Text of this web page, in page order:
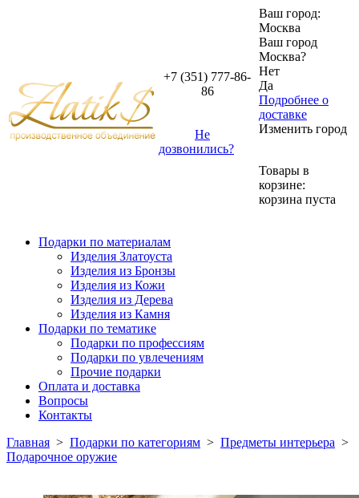
+7 (351) 777-86-
86
Не
дозвонились?
Ваш город:
Москва
Ваш город
Москва?
Нет
Да
Подробнее о
доставке
Изменить город
Товары в
корзине:
корзина пуста
Подарки по материалам
Изделия Златоуста
Изделия из Бронзы
Изделия из Кожи
Изделия из Дерева
Изделия из Камня
Подарки по тематике
Подарки по профессиям
Подарки по увлечениям
Прочие подарки
Оплата и доставка
Вопросы
Контакты
Главная > Подарки по категориям > Предметы интерьера >
Подарочное оружие